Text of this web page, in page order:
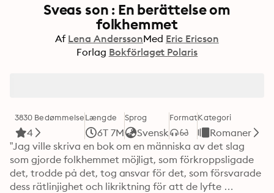
Sveas son : En berättelse om
folkhemmet
Af Lena AnderssonMed Eric Ericson
Forlag Bokförlaget Polaris
3830 Bedømmelse
4
Længde
6T 7M
Sprog
Svensk
FormatKategori
Romaner
”Jag ville skriva en bok om en människa av det slag
som gjorde folkhemmet möjligt, som förkroppsligade
det, trodde på det, tog ansvar för det, som försvarade
dess rätlinjighet och likriktning för att de lyfte